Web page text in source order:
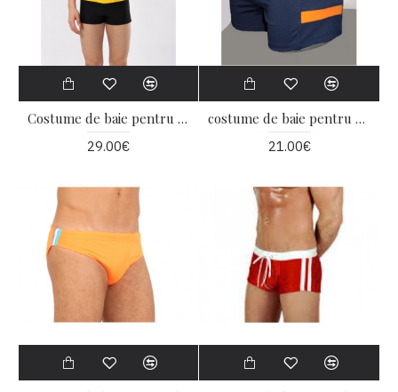
Costume de baie pentru adolescenți
29.00€
costume de baie pentru bărbați
21.00€